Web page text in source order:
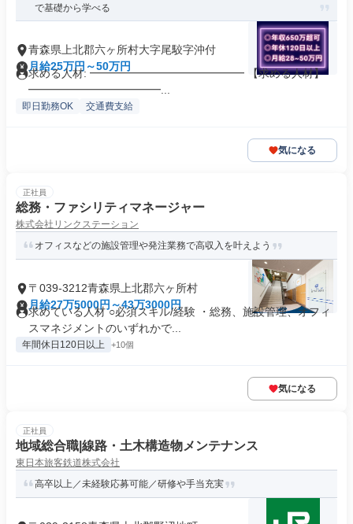
で基礎から学べる
青森県上北郡六ヶ所村大字尾駮字沖付
月給25万円～50万円
求める人材: ━━━━━━━━━━━━━━ 【求める人材】
━━━━━━━━━━━━...
即日勤務OK 交通費支給
気になる
正社員
総務・ファシリティマネージャー
株式会社リンクステーション
オフィスなどの施設管理や発注業務で高収入を叶えよう
〒039-3212青森県上北郡六ヶ所村
月給27万5000円～43万3000円
求めている人材 ○必須スキル/経験 ・総務、施設管理、オフィ
スマネジメントのいずれかで...
年間休日120日以上 +10個
気になる
正社員
地域総合職|線路・土木構造物メンテナンス
東日本旅客鉄道株式会社
高卒以上／未経験応募可能／研修や手当充実